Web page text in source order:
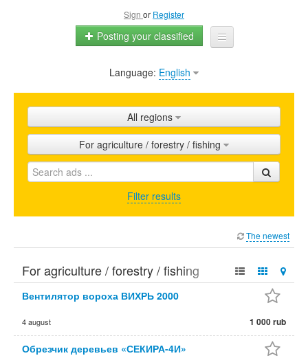
Sign or Register
Posting your classified
Home
Shops
Promotion
FAQ
Language: English
All regions
For agriculture / forestry / fishing
Filter results
The newest
For agriculture / forestry / fishing
Вентилятор вороха ВИХРЬ 2000
4 august 1 000 rub
Обрезчик деревьев «СЕКИРА-4И»